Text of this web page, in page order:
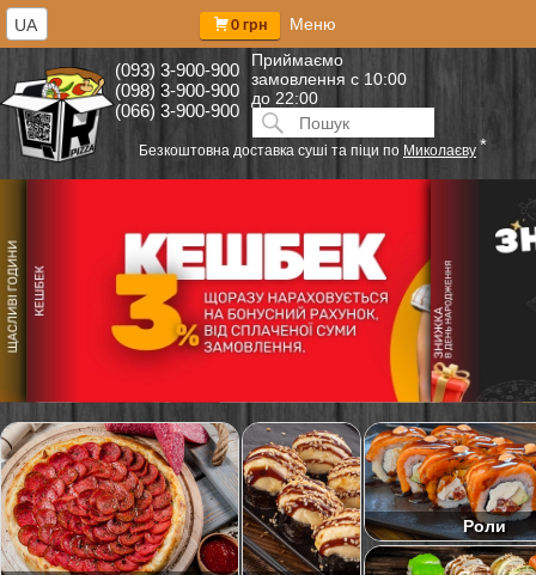
(093) 3-900-900
(098) 3-900-900
(066) 3-900-900
Приймаємо
замовлення с 10:00
до 22:00
Искать:ПОИСК
0 грн Меню
Безкоштовна доставка суші та піци по Миколаєву *
UA
Роли